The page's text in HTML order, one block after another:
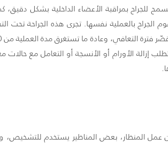
للجراح بمراقبة الأعضاء الداخلية بشكل دقيق،
بالعملية نفسها. تجرى هذه الجراحة تحت
إزالة الأورام أو الأنسجة أو التعامل مع
عمل المنظار، بعض المناظير يستخدم للتشخيص،